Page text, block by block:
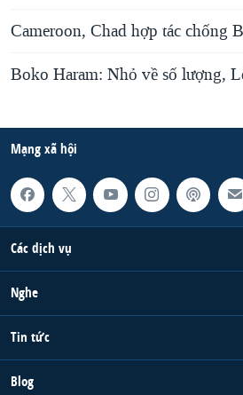
Cameroon, Chad hợp tác chống
Boko Haram: Nhỏ về số lượng,
Mạng xã hội
Các dịch vụ
Nghe
Tin tức
Blog